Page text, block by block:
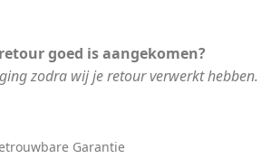
goed is aangekomen?
zodra wij je retour verwerkt hebben.
Garantie